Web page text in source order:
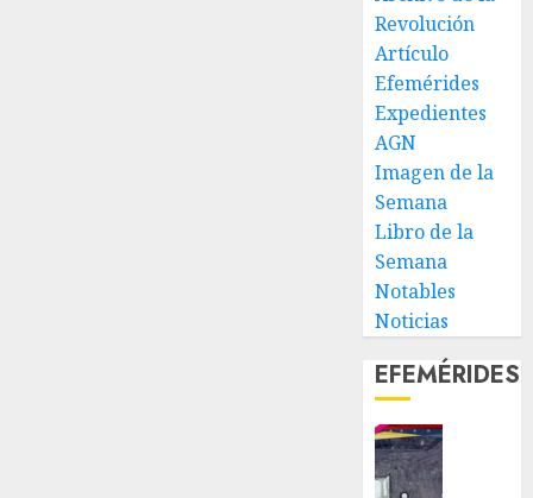
Revolución
Artículo
Efemérides
Expedientes
AGN
Imagen de la
Semana
Libro de la
Semana
Notables
Noticias
EFEMÉRIDES